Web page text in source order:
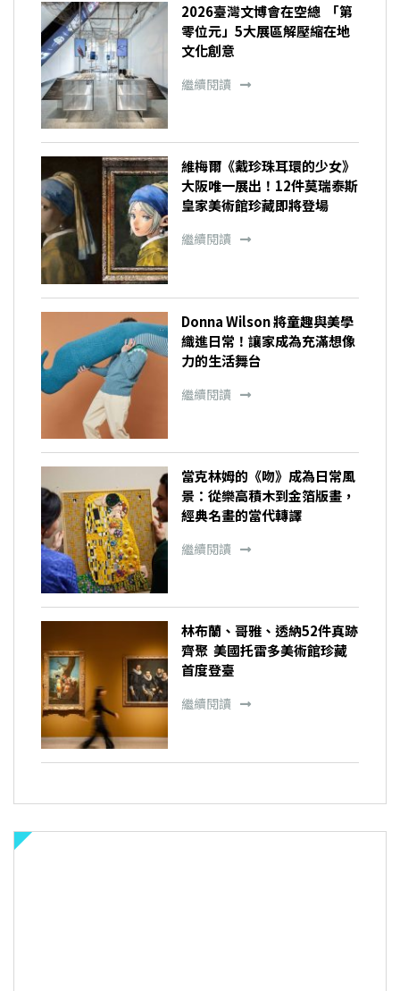
2026臺灣文博會在空總 「第
零位元」5大展區解壓縮在地
文化創意
繼續閱讀
維梅爾《戴珍珠耳環的少女》
大阪唯一展出！12件莫瑞泰斯
皇家美術館珍藏即將登場
繼續閱讀
Donna Wilson 將童趣與美學
織進日常！讓家成為充滿想像
力的生活舞台
繼續閱讀
當克林姆的《吻》成為日常風
景：從樂高積木到金箔版畫，
經典名畫的當代轉譯
繼續閱讀
林布蘭、哥雅、透納52件真跡
齊聚 美國托雷多美術館珍藏
首度登臺
繼續閱讀